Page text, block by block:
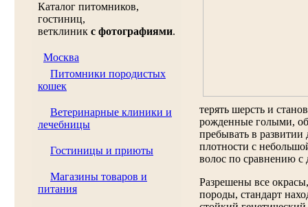
Каталог питомников,
гостиниц,
ветклиник с фотографиями.
Москва
Питомники породистых
кошек
Ветеринарные клиники и
лечебницы
Гостиницы и приюты
Магазины товаров и
питания
терять шерсть и
рожденные голыми,
пребывать в развитии
плотности с
волос по сравнению
Разрешены все
породы, стандарт